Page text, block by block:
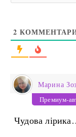
2
Марина
Премиум-
Чудова